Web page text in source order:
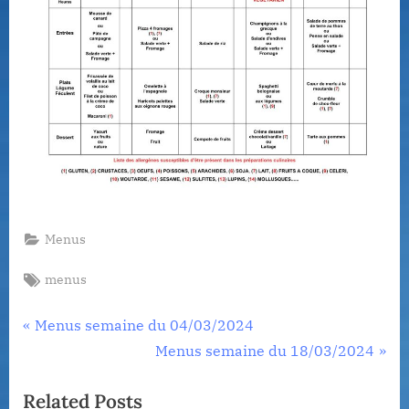
Menus
Tags:
menus
Navigation
P
v
Menus semaine du 04/03/2024
N
Menus semaine du 18/03/2024
Related Posts